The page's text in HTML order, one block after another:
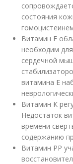
состояния
Витамин Е
необходим
сердечной
витамина Е
Витамин К
Недостаток
времени
содержанию
Витамин РР